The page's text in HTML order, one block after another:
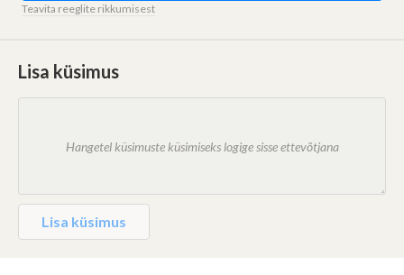
Teavita reeglite rikkumisest
Lisa küsimus
Lisa küsimus